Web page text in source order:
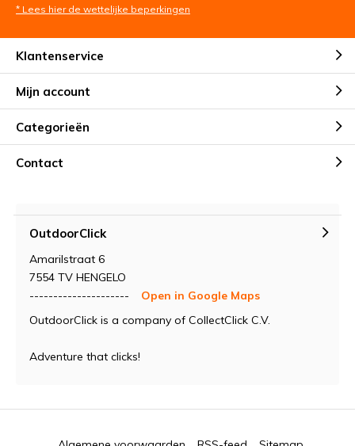
* Lees hier de wettelijke beperkingen
Klantenservice
Mijn account
Categorieën
Contact
OutdoorClick
Amarilstraat 6
7554 TV HENGELO
---------------------
Open in Google Maps
OutdoorClick is a company of CollectClick C.V.
Adventure that clicks!